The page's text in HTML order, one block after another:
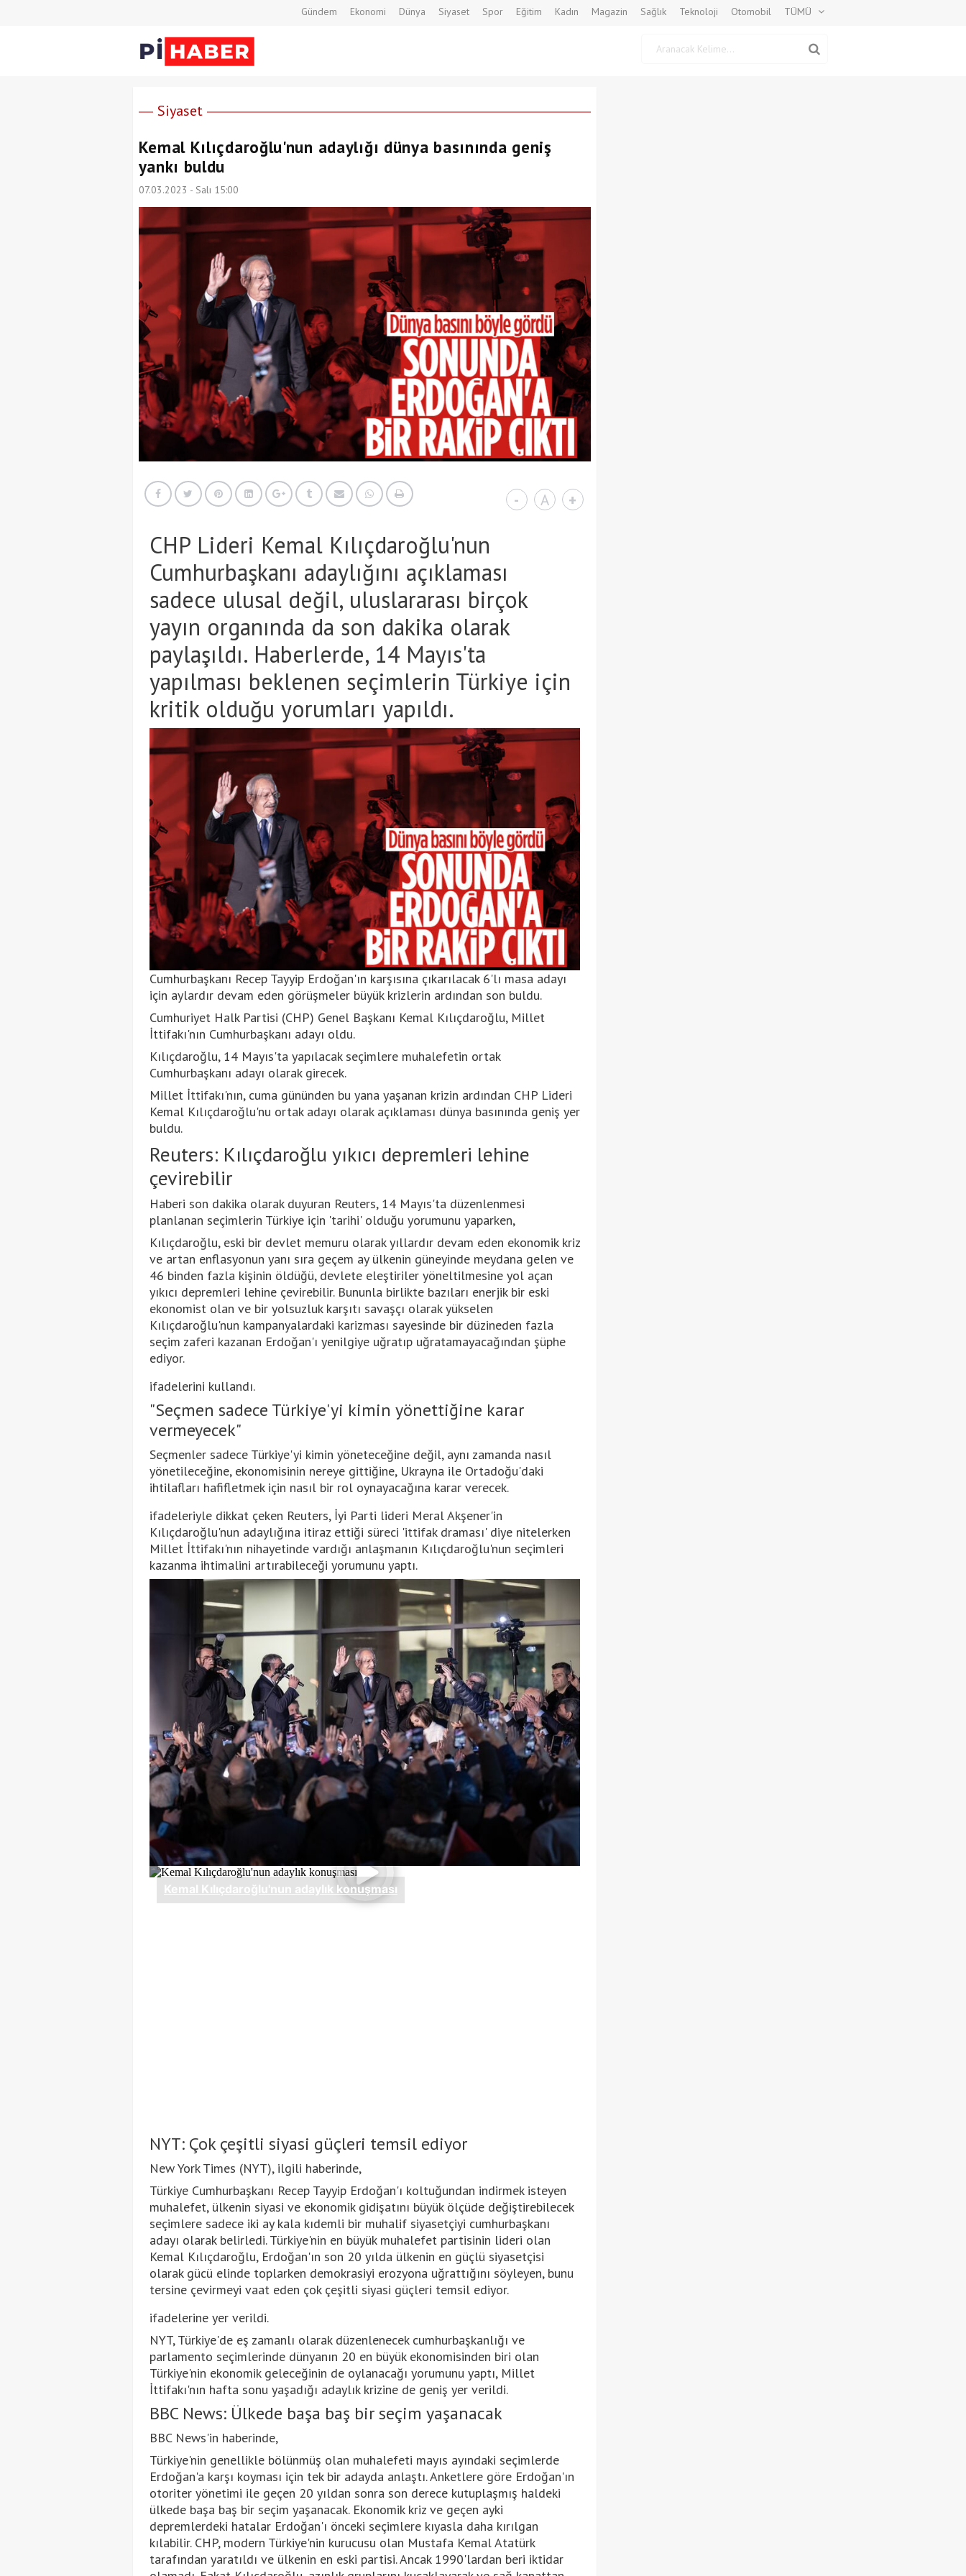
Gündem Ekonomi Dünya Siyaset Spor Eğitim Kadın Magazin Sağlık Teknoloji Otomobil TÜMÜ
Siyaset
Kemal Kılıçdaroğlu'nun adaylığı dünya basınında geniş
yankı buldu
07.03.2023 - Salı 15:00
- A +
CHP Lideri Kemal Kılıçdaroğlu'nun
Cumhurbaşkanı adaylığını açıklaması
sadece ulusal değil, uluslararası birçok
yayın organında da son dakika olarak
paylaşıldı. Haberlerde, 14 Mayıs'ta
yapılması beklenen seçimlerin Türkiye için
kritik olduğu yorumları yapıldı.
Cumhurbaşkanı Recep Tayyip Erdoğan'ın karşısına çıkarılacak 6'lı masa adayı
için aylardır devam eden görüşmeler büyük krizlerin ardından son buldu.
Cumhuriyet Halk Partisi (CHP) Genel Başkanı Kemal Kılıçdaroğlu, Millet
İttifakı'nın Cumhurbaşkanı adayı oldu.
Kılıçdaroğlu, 14 Mayıs'ta yapılacak seçimlere muhalefetin ortak
Cumhurbaşkanı adayı olarak girecek.
Millet İttifakı'nın, cuma gününden bu yana yaşanan krizin ardından CHP Lideri
Kemal Kılıçdaroğlu'nu ortak adayı olarak açıklaması dünya basınında geniş yer
buldu.
Reuters: Kılıçdaroğlu yıkıcı depremleri lehine
çevirebilir
Haberi son dakika olarak duyuran Reuters, 14 Mayıs'ta düzenlenmesi
planlanan seçimlerin Türkiye için 'tarihi' olduğu yorumunu yaparken,
Kılıçdaroğlu, eski bir devlet memuru olarak yıllardır devam eden ekonomik kriz
ve artan enflasyonun yanı sıra geçem ay ülkenin güneyinde meydana gelen ve
46 binden fazla kişinin öldüğü, devlete eleştiriler yöneltilmesine yol açan
yıkıcı depremleri lehine çevirebilir. Bununla birlikte bazıları enerjik bir eski
ekonomist olan ve bir yolsuzluk karşıtı savaşçı olarak yükselen
Kılıçdaroğlu'nun kampanyalardaki karizması sayesinde bir düzineden fazla
seçim zaferi kazanan Erdoğan'ı yenilgiye uğratıp uğratamayacağından şüphe
ediyor.
ifadelerini kullandı.
"Seçmen sadece Türkiye'yi kimin yönettiğine karar
vermeyecek"
Seçmenler sadece Türkiye'yi kimin yöneteceğine değil, aynı zamanda nasıl
yönetileceğine, ekonomisinin nereye gittiğine, Ukrayna ile Ortadoğu'daki
ihtilafları hafifletmek için nasıl bir rol oynayacağına karar verecek.
ifadeleriyle dikkat çeken Reuters, İyi Parti lideri Meral Akşener'in
Kılıçdaroğlu'nun adaylığına itiraz ettiği süreci 'ittifak draması' diye nitelerken
Millet İttifakı'nın nihayetinde vardığı anlaşmanın Kılıçdaroğlu'nun seçimleri
kazanma ihtimalini artırabileceği yorumunu yaptı.
NYT: Çok çeşitli siyasi güçleri temsil ediyor
New York Times (NYT), ilgili haberinde,
Türkiye Cumhurbaşkanı Recep Tayyip Erdoğan'ı koltuğundan indirmek isteyen
muhalefet, ülkenin siyasi ve ekonomik gidişatını büyük ölçüde değiştirebilecek
seçimlere sadece iki ay kala kıdemli bir muhalif siyasetçiyi cumhurbaşkanı
adayı olarak belirledi. Türkiye'nin en büyük muhalefet partisinin lideri olan
Kemal Kılıçdaroğlu, Erdoğan'ın son 20 yılda ülkenin en güçlü siyasetçisi
olarak gücü elinde toplarken demokrasiyi erozyona uğrattığını söyleyen, bunu
tersine çevirmeyi vaat eden çok çeşitli siyasi güçleri temsil ediyor.
ifadelerine yer verildi.
NYT, Türkiye'de eş zamanlı olarak düzenlenecek cumhurbaşkanlığı ve
parlamento seçimlerinde dünyanın 20 en büyük ekonomisinden biri olan
Türkiye'nin ekonomik geleceğinin de oylanacağı yorumunu yaptı, Millet
İttifakı'nın hafta sonu yaşadığı adaylık krizine de geniş yer verildi.
BBC News: Ülkede başa baş bir seçim yaşanacak
BBC News'in haberinde,
Türkiye'nin genellikle bölünmüş olan muhalefeti mayıs ayındaki seçimlerde
Erdoğan'a karşı koyması için tek bir adayda anlaştı. Anketlere göre Erdoğan'ın
otoriter yönetimi ile geçen 20 yıldan sonra son derece kutuplaşmış haldeki
ülkede başa baş bir seçim yaşanacak. Ekonomik kriz ve geçen ayki
depremlerdeki hatalar Erdoğan'ı önceki seçimlere kıyasla daha kırılgan
kılabilir. CHP, modern Türkiye'nin kurucusu olan Mustafa Kemal Atatürk
tarafından yaratıldı ve ülkenin en eski partisi. Ancak 1990'lardan beri iktidar